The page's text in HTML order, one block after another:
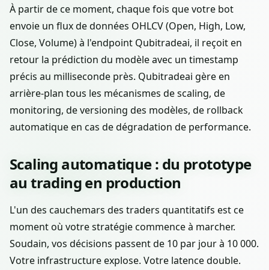
À partir de ce moment, chaque fois que votre bot
envoie un flux de données OHLCV (Open, High, Low,
Close, Volume) à l'endpoint Qubitradeai, il reçoit en
retour la prédiction du modèle avec un timestamp
précis au milliseconde près. Qubitradeai gère en
arrière-plan tous les mécanismes de scaling, de
monitoring, de versioning des modèles, de rollback
automatique en cas de dégradation de performance.
Scaling automatique : du prototype
au trading en production
L'un des cauchemars des traders quantitatifs est ce
moment où votre stratégie commence à marcher.
Soudain, vos décisions passent de 10 par jour à 10 000.
Votre infrastructure explose. Votre latence double.